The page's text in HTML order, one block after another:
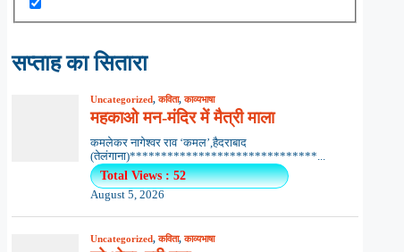
सप्ताह का सितारा
Uncategorized,कविता,काव्यभाषा
महकाओ मन-मंदिर में मैत्री माला
कमलेकर नागेश्वर राव ‘कमल’,हैदराबाद
(तेलंगाना)******************************...
Total Views : 52
August 5, 2026
Uncategorized,कविता,काव्यभाषा